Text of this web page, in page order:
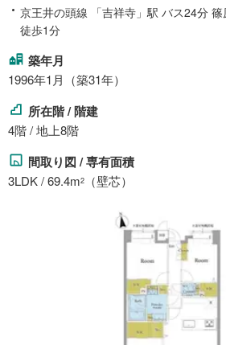
京王井の頭線 「吉祥寺」駅 バス24分
徒歩1分
築年月
1996年1月（築31年）
所在階 / 階建
4階 / 地上8階
間取り図 / 専有面積
3LDK / 69.4m2 （壁芯）